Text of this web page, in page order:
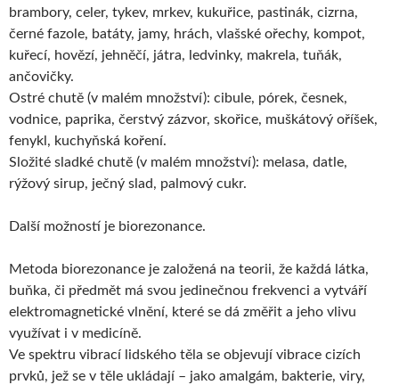
brambory, celer, tykev, mrkev, kukuřice, pastinák, cizrna,
černé fazole, batáty, jamy, hrách, vlašské ořechy, kompot,
kuřecí, hovězí, jehněčí, játra, ledvinky, makrela, tuňák,
ančovičky.
Ostré chutě (v malém množství): cibule, pórek, česnek,
vodnice, paprika, čerstvý zázvor, skořice, muškátový oříšek,
fenykl, kuchyňská koření.
Složité sladké chutě (v malém množství): melasa, datle,
rýžový sirup, ječný slad, palmový cukr.
Další možností je biorezonance.
Metoda biorezonance je založená na teorii, že každá látka,
buňka, či předmět má svou jedinečnou frekvenci a vytváří
elektromagnetické vlnění, které se dá změřit a jeho vlivu
využívat i v medicíně.
Ve spektru vibrací lidského těla se objevují vibrace cizích
prvků, jež se v těle ukládají – jako amalgám, bakterie, viry,